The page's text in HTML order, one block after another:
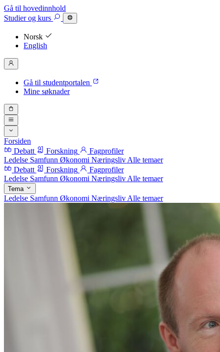
Gå til hovedinnhold
Studierog kurs
Norsk
English
Gå til studentportalen
Mine søknader
Forsiden
Debatt
Forskning
Fagprofiler
Ledelse Samfunn Økonomi Næringsliv Alle temaer
Debatt
Forskning
Fagprofiler
Ledelse Samfunn Økonomi Næringsliv Alle temaer
Tema
Ledelse Samfunn Økonomi Næringsliv Alle temaer